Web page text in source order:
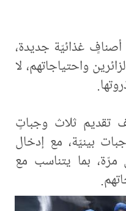
غذائيّة جديدة،
واحتياجاتهم، لا
تقديم ثلاث وجباتٍ
بينيّة، مع إدخال
مرّة، بما يتناسب مع